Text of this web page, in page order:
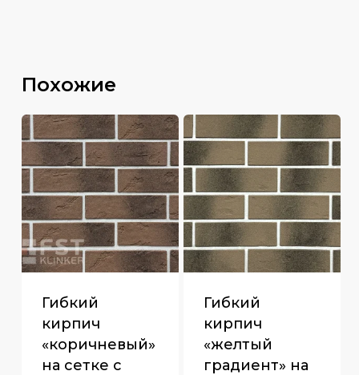
Похожие
Гибкий
кирпич
«коричневый»
на сетке с
Гибкий
кирпич
«желтый
градиент» на